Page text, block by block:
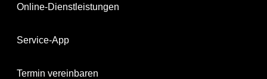
Online-Dienstleistungen
Service-App
Termin vereinbaren